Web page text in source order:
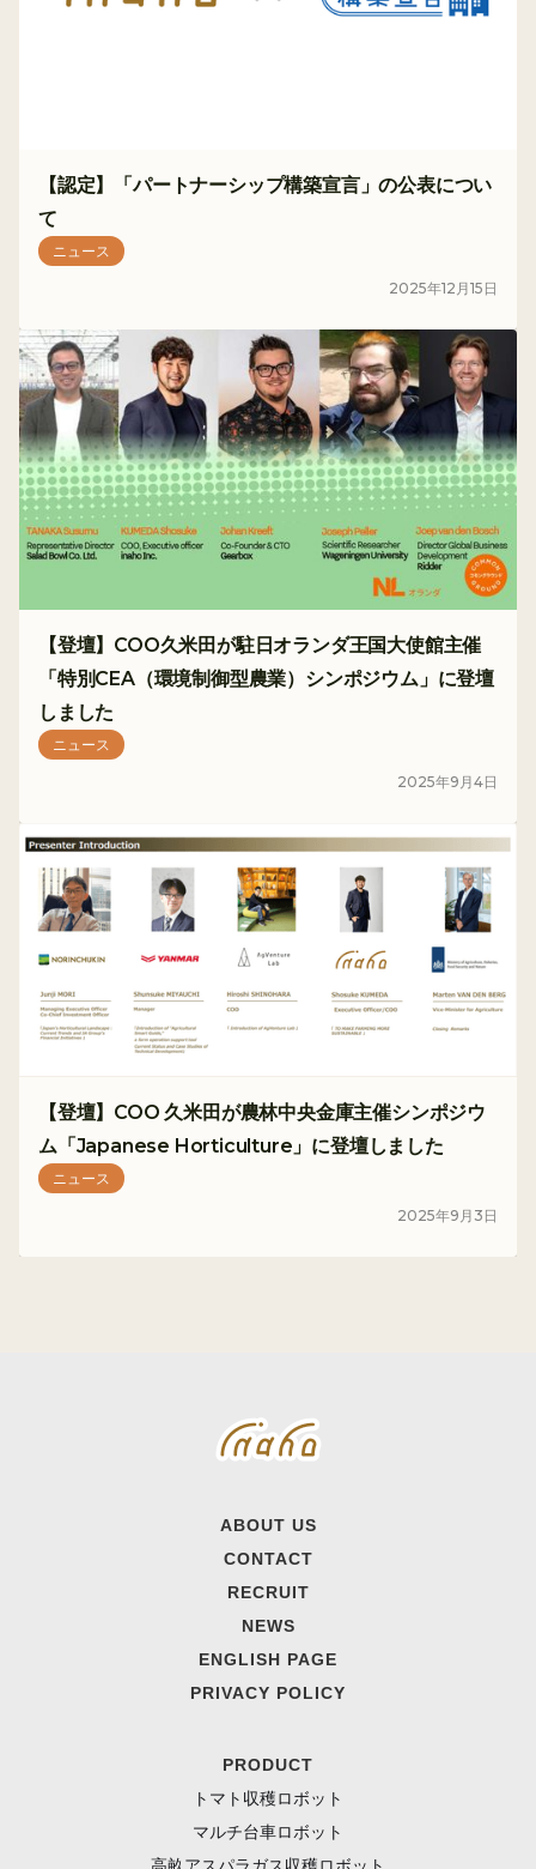
【認定】「パートナーシップ構築宣言」の公表につい
て
ニュース
2025年12 月15 日
【登壇】COO久米田が駐日オランダ王国大使館主催
「特別CEA（環境制御型農業）シンポジウム」に登壇
しました
ニュース
2025年9 月4日
【登壇】COO 久米田が農林中央金庫主催シンポジウ
ム「Japanese Horticulture」に登壇しました
ニュース
2025年9 月 3 日
ABOUT US
CONTACT
RECRUIT
NEWS
ENGLISH PAGE
PRIVACY POLICY
PRODUCT
トマト収穫ロボット
マルチ台車ロボット
高畝アスパラガス収穫ロボット